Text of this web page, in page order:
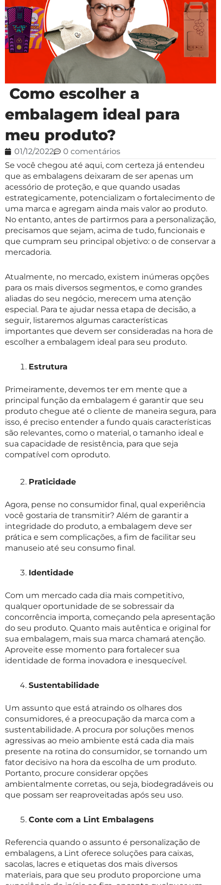
Como escolher a
embalagem ideal para
meu produto?
01/12/2022
0 comentários
Se você chegou até aqui, com certeza já entendeu
que as embalagens deixaram de ser apenas um
acessório de proteção, e que quando usadas
estrategicamente, potencializam o fortalecimento de
uma marca e agregam ainda mais valor ao produto.
No entanto, antes de partirmos para a personalização,
precisamos que sejam, acima de tudo, funcionais e
que cumpram seu principal objetivo: o de conservar a
mercadoria.
Atualmente, no mercado, existem inúmeras opções
para os mais diversos segmentos, e como grandes
aliadas do seu negócio, merecem uma atenção
especial. Para te ajudar nessa etapa de decisão, a
seguir, listaremos algumas características
importantes que devem ser consideradas na hora de
escolher a embalagem ideal para seu produto.
Estrutura
Primeiramente, devemos ter em mente que a
principal função da embalagem é garantir que seu
produto chegue até o cliente de maneira segura, para
isso, é preciso entender a fundo quais características
são relevantes, como o material, o tamanho ideal e
sua capacidade de resistência, para que seja
compatível com oproduto.
Praticidade
Agora, pense no consumidor final, qual experiência
você gostaria de transmitir? Além de garantir a
integridade do produto, a embalagem deve ser
prática e sem complicações, a fim de facilitar seu
manuseio até seu consumo final.
Identidade
Com um mercado cada dia mais competitivo,
qualquer oportunidade de se sobressair da
concorrência importa, começando pela apresentação
do seu produto. Quanto mais autêntica e original for
sua embalagem, mais sua marca chamará atenção.
Aproveite esse momento para fortalecer sua
identidade de forma inovadora e inesquecível.
Sustentabilidade
Um assunto que está atraindo os olhares dos
consumidores, é a preocupação da marca com a
sustentabilidade. A procura por soluções menos
agressivas ao meio ambiente está cada dia mais
presente na rotina do consumidor, se tornando um
fator decisivo na hora da escolha de um produto.
Portanto, procure considerar opções
ambientalmente corretas, ou seja, biodegradáveis ou
que possam ser reaproveitadas após seu uso.
Conte com a Lint Embalagens
Referencia quando o assunto é personalização de
embalagens, a Lint oferece soluções para caixas,
sacolas, lacres e etiquetas dos mais diversos
materiais, para que seu produto proporcione uma